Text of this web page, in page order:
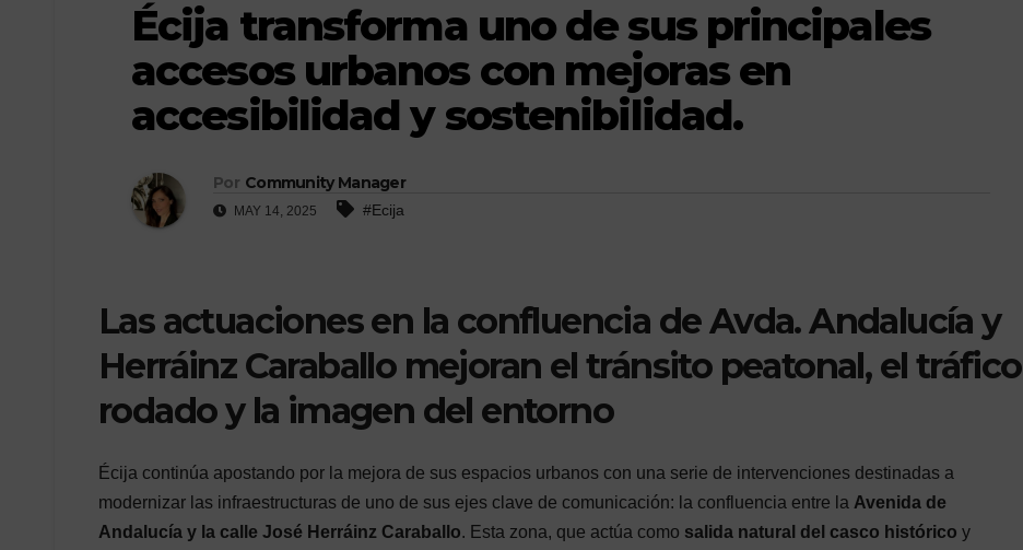
Écija transforma uno de sus principales
accesos urbanos con mejoras en
accesibilidad y sostenibilidad.
Por Community Manager
MAY 14, 2025 #Ecija
Las actuaciones en la confluencia de Avda. Andalucía y
Herráinz Caraballo mejoran el tránsito peatonal, el tráfico
rodado y la imagen del entorno
Écija continúa apostando por la mejora de sus espacios urbanos con una serie de intervenciones destinadas a
modernizar las infraestructuras de uno de sus ejes clave de comunicación: la confluencia entre la Avenida de
Andalucía y la calle José Herráinz Caraballo. Esta zona, que actúa como salida natural del casco histórico y